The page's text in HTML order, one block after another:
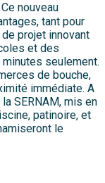
nouveau
tant pour
projet innovant
et des
seulement.
de bouche,
immédiate. A
SERNAM, mis en
patinoire, et
le